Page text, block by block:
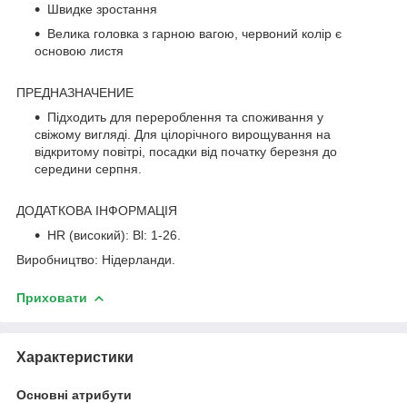
Швидке зростання
Велика головка з гарною вагою, червоний колір є
основою листя
ПРЕДНАЗНАЧЕНИЕ
Підходить для перероблення та споживання у
свіжому вигляді. Для цілорічного вирощування на
відкритому повітрі, посадки від початку березня до
середини серпня.
ДОДАТКОВА ІНФОРМАЦІЯ
HR (високий): Bl: 1-26.
Виробництво: Нідерланди.
Приховати
Характеристики
Основні атрибути